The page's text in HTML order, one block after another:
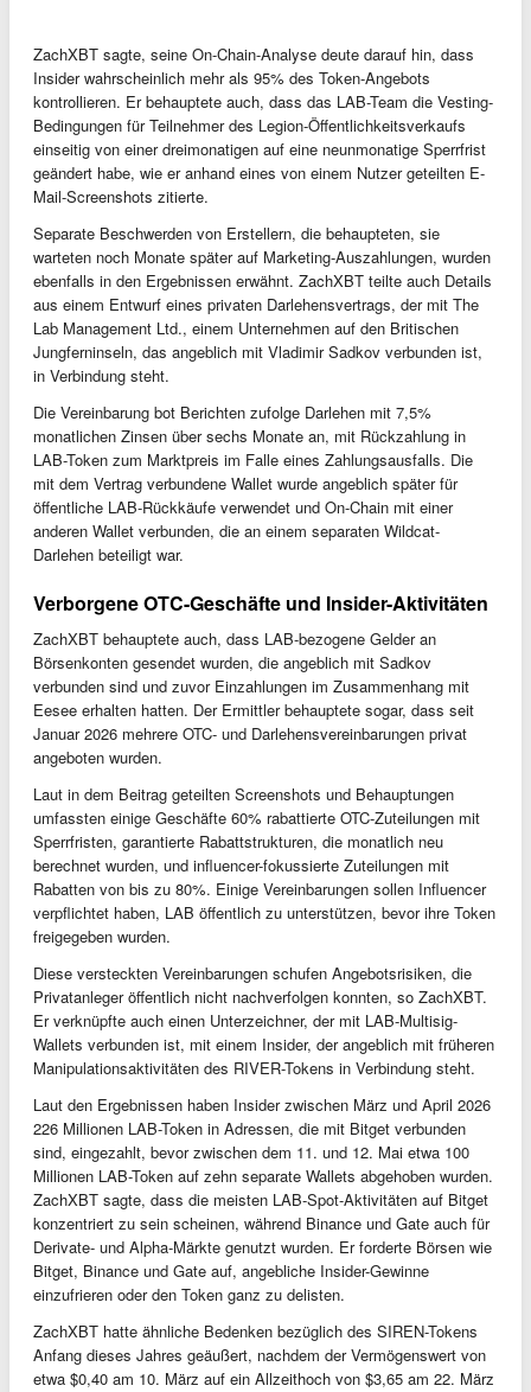
ZachXBT sagte, seine On-Chain-Analyse deute darauf hin, dass
Insider wahrscheinlich mehr als 95% des Token-Angebots
kontrollieren. Er behauptete auch, dass das LAB-Team die Vesting-
Bedingungen für Teilnehmer des Legion-Öffentlichkeitsverkaufs
einseitig von einer dreimonatigen auf eine neunmonatige Sperrfrist
geändert habe, wie er anhand eines von einem Nutzer geteilten E-
Mail-Screenshots zitierte.
Separate Beschwerden von Erstellern, die behaupteten, sie
warteten noch Monate später auf Marketing-Auszahlungen, wurden
ebenfalls in den Ergebnissen erwähnt. ZachXBT teilte auch Details
aus einem Entwurf eines privaten Darlehensvertrags, der mit The
Lab Management Ltd., einem Unternehmen auf den Britischen
Jungferninseln, das angeblich mit Vladimir Sadkov verbunden ist,
in Verbindung steht.
Die Vereinbarung bot Berichten zufolge Darlehen mit 7,5%
monatlichen Zinsen über sechs Monate an, mit Rückzahlung in
LAB-Token zum Marktpreis im Falle eines Zahlungsausfalls. Die
mit dem Vertrag verbundene Wallet wurde angeblich später für
öffentliche LAB-Rückkäufe verwendet und On-Chain mit einer
anderen Wallet verbunden, die an einem separaten Wildcat-
Darlehen beteiligt war.
Verborgene OTC-Geschäfte und Insider-Aktivitäten
ZachXBT behauptete auch, dass LAB-bezogene Gelder an
Börsenkonten gesendet wurden, die angeblich mit Sadkov
verbunden sind und zuvor Einzahlungen im Zusammenhang mit
Eesee erhalten hatten. Der Ermittler behauptete sogar, dass seit
Januar 2026 mehrere OTC- und Darlehensvereinbarungen privat
angeboten wurden.
Laut in dem Beitrag geteilten Screenshots und Behauptungen
umfassten einige Geschäfte 60% rabattierte OTC-Zuteilungen mit
Sperrfristen, garantierte Rabattstrukturen, die monatlich neu
berechnet wurden, und influencer-fokussierte Zuteilungen mit
Rabatten von bis zu 80%. Einige Vereinbarungen sollen Influencer
verpflichtet haben, LAB öffentlich zu unterstützen, bevor ihre Token
freigegeben wurden.
Diese versteckten Vereinbarungen schufen Angebotsrisiken, die
Privatanleger öffentlich nicht nachverfolgen konnten, so ZachXBT.
Er verknüpfte auch einen Unterzeichner, der mit LAB-Multisig-
Wallets verbunden ist, mit einem Insider, der angeblich mit früheren
Manipulationsaktivitäten des RIVER-Tokens in Verbindung steht.
Laut den Ergebnissen haben Insider zwischen März und April 2026
226 Millionen LAB-Token in Adressen, die mit Bitget verbunden
sind, eingezahlt, bevor zwischen dem 11. und 12. Mai etwa 100
Millionen LAB-Token auf zehn separate Wallets abgehoben wurden.
ZachXBT sagte, dass die meisten LAB-Spot-Aktivitäten auf Bitget
konzentriert zu sein scheinen, während Binance und Gate auch für
Derivate- und Alpha-Märkte genutzt wurden. Er forderte Börsen wie
Bitget, Binance und Gate auf, angebliche Insider-Gewinne
einzufrieren oder den Token ganz zu delisten.
ZachXBT hatte ähnliche Bedenken bezüglich des SIREN-Tokens
Anfang dieses Jahres geäußert, nachdem der Vermögenswert von
etwa $0,40 am 10. März auf ein Allzeithoch von $3,65 am 22. März